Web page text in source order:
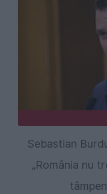
Sebastian
„România nu